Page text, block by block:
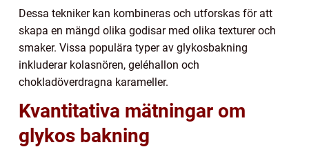
Dessa tekniker kan kombineras och utforskas för att
skapa en mängd olika godisar med olika texturer och
smaker. Vissa populära typer av glykosbakning
inkluderar kolasnören, geléhallon och
chokladöverdragna karameller.
Kvantitativa mätningar om
glykos bakning